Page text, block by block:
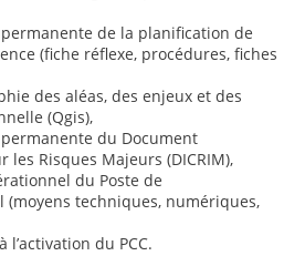
de la planification de
(fiche réflexe, procédures, fiches
des aléas, des enjeux et des
(Qgis),
du Document
les Risques Majeurs (DICRIM),
du Poste de
(moyens techniques, numériques,
l’activation du PCC.